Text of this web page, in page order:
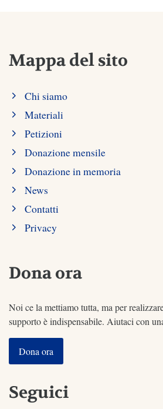
Mappa del sito
Chi siamo
Materiali
Petizioni
Donazione mensile
Donazione in memoria
News
Contatti
Privacy
Dona ora
Noi ce la mettiamo tutta, ma per
supporto è indispensabile. Aiutaci con
Dona ora
Seguici